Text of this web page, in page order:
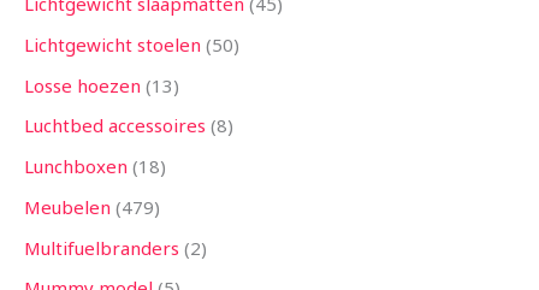
Lichtgewicht stoelen 50
Losse hoezen 13
Luchtbed accessoires 8
Lunchboxen 18
Meubelen 479
Multifuelbranders 2